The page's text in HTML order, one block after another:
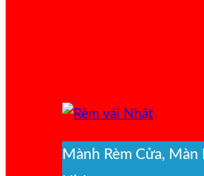
Mành Rèm Cửa, Màn